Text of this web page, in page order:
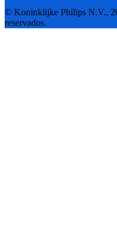
© Koninklijke Philips N.V.,
reservados.